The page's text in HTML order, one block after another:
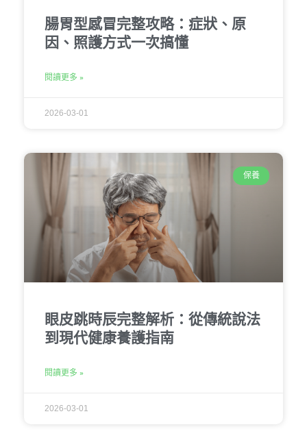
腸胃型感冒完整攻略：症狀、原
因、照護方式一次搞懂
閱讀更多 »
2026-03-01
保養
眼皮跳時辰完整解析：從傳統說法
到現代健康養護指南
閱讀更多 »
2026-03-01